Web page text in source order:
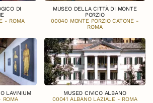
DI
- ROMA
MUSEO DELLA CITTÀ DI MONTE
PORZIO
00040 MONTE PORZIO CATONE -
ROMA
LAVINIUM
MUSEO CIVICO ALBANO
00041 ALBANO LAZIALE - ROMA